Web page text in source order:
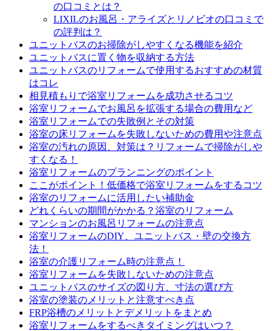
の口コミとは？
LIXILのお風呂・アライズとリノビオの口コミで
の評判は？
ユニットバスのお掃除がしやすくなる機能を紹介
ユニットバスに置く物を収納する方法
ユニットバスのリフォームで使用するおすすめの材質
はコレ
相見積もりで浴室リフォームを成功させるコツ
浴室リフォームでお風呂を拡張する場合の費用など
浴室リフォームでの失敗例とその対策
浴室の床リフォームを失敗しないための費用や注意点
浴室の汚れの原因、対策は？リフォームで掃除がしや
すくなる！
浴室リフォームのプランニングのポイント
ここがポイント！低価格で浴室リフォームをするコツ
浴室のリフォームに活用したい補助金
どれくらいの期間がかかる？浴室のリフォーム
マンションのお風呂リフォームの注意点
浴室リフォームのDIY、ユニットバス・壁の交換方
法！
浴室の介護リフォーム時の注意点！
浴室リフォームを失敗しないための注意点
ユニットバスのサイズの図り方、寸法の選び方
浴室の塗装のメリットと注意すべき点
FRP浴槽のメリットとデメリットをまとめ
浴室リフォームをするべきタイミングはいつ？